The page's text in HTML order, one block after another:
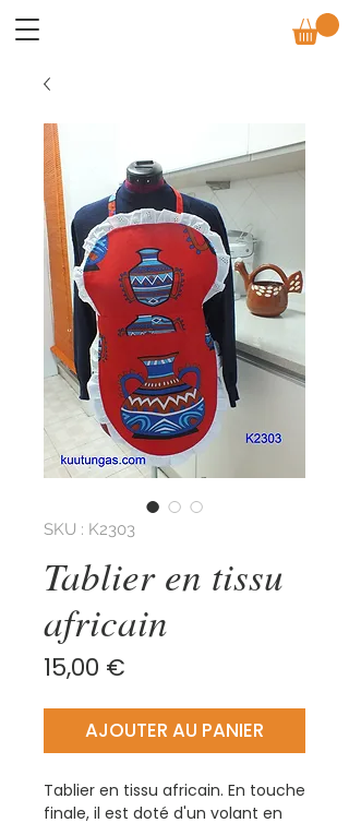
SKU : K2303
Tablier en tissu
africain
15,00 €
AJOUTER AU PANIER
Tablier en tissu africain. En touche
finale, il est doté d'un volant en